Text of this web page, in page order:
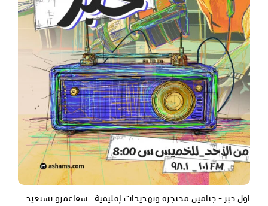
اول خبر - جثامين محتجزة وتهديدات إقليمية.. شفاعمرو تستعيد